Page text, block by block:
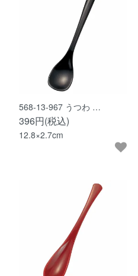
568-13-967 うつわ …
396円(税込)
12.8×2.7cm